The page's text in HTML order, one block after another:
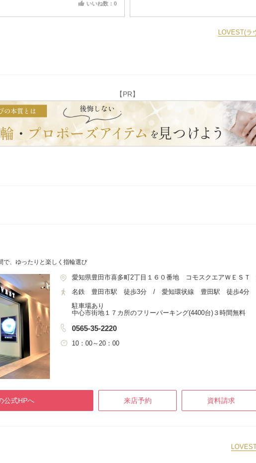
いいね数：0
LOVEST(ラ
【PR】
で、ゆったりと楽しく指輪選び
愛知県豊田市喜多町2丁目１６０番地 コモスクエアＷＥＳＴ
名鉄 豊田市駅 徒歩3分 / 愛知環状線 豊田駅 徒歩4分
駐車場あり
中心市街地１７カ所のフリーパーキング(4400台)３時間無料
0565-35-2220
10：00～20：00
公式HPへ 来店予約 資料請求